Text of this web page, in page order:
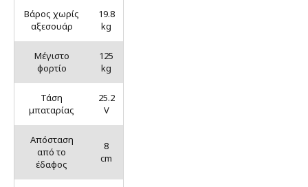
Βάρος χωρίς
αξεσουάρ
19.8
kg
Μέγιστο
φορτίο
125
kg
Τάση
μπαταρίας
25.2
V
Απόσταση
από το
έδαφος
8
cm